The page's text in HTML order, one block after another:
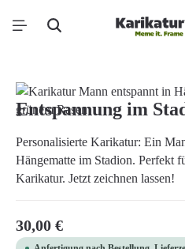
Zum Hauptinhalt springen
Bildergalerie überspringen
Entspannung im
Personalisierte Karikatur: Ein
Hängematte im Stadion. Perfekt
Karikatur. Jetzt zeichnen lassen!
Regulärer Preis:
30,00 €